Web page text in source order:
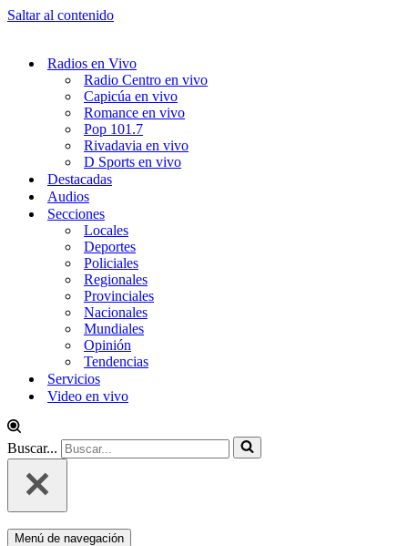
Saltar al contenido
Radios en Vivo
Radio Centro en vivo
Capicúa en vivo
Romance en vivo
Pop 101.7
Rivadavia en vivo
D Sports en vivo
Destacadas
Audios
Secciones
Locales
Deportes
Policiales
Regionales
Provinciales
Nacionales
Mundiales
Opinión
Tendencias
Servicios
Video en vivo
Buscar...
Menú de navegación